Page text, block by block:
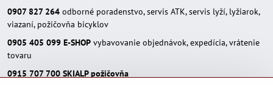
0907 827 264 odborné poradenstvo, servis ATK, servis lyží, lyžiarok,
viazaní, požičovňa bicyklov
0905 405 099 E-SHOP vybavovanie objednávok, expedícia, vrátenie
tovaru
0915 707 700 SKIALP požičovňa